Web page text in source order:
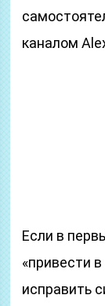
каналом
Если в
«привести
исправить